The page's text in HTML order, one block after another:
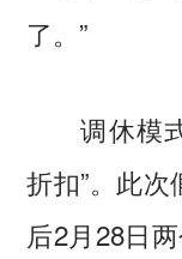
了。”
调休模
折扣”。此
后2月28日